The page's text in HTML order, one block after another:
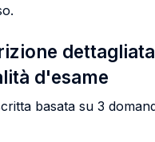
d'esame
basata su 3